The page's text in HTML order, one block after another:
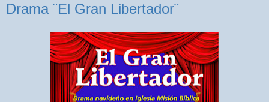
Drama ¨El Gran Libertador¨